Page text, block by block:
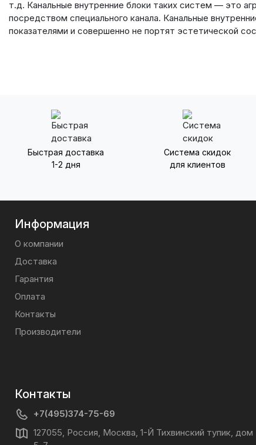
т.д. Канальные внутренние блоки таких систем — это
посредством специального канала. Канальные
показателями и совершенно не портят эстетической
Быстрая доставка
1-2 дня
Система скидок
для клиентов
Информация
О компании
Доставка
Гарантия
Оплата
Контакты
Производители
Контакты
+7(495)374-75-69
127055, Россия, Москва, 1-Й Тихвинский тупик, дом